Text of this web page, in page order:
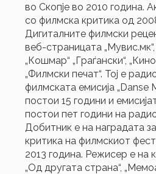
во Скопје во 2010 година.
со филмска критика од
Дигиталните филмски
веб-страницата
„Кошмар“ „Граѓански“,
„Филмски печат“. Тој е
филмската емисија „Danse
постои 15 години и
постои пет години на радио
Добитник е на наградата
критика на филмскиот
2013 година. Режисер е на
„Од другата страна“,